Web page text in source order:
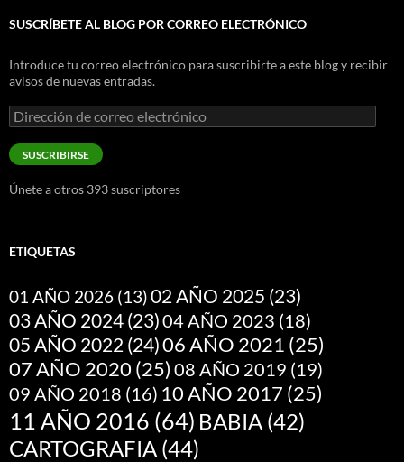
SUSCRÍBETE AL BLOG POR CORREO ELECTRÓNICO
Introduce tu correo electrónico para suscribirte a este blog y recibir
avisos de nuevas entradas.
Dirección
de
correo
electrónico
SUSCRIBIRSE
Únete a otros 393 suscriptores
ETIQUETAS
01 AÑO 2026 (13)02 AÑO 2025 (23)
03 AÑO 2024(23)04 AÑO 2023 (18)
05 AÑO 2022 (24)06 AÑO 2021 (25)
07 AÑO 2020 (25) 08 AÑO 2019 (19)
09 AÑO 2018 (16) 10 AÑO 2017 (25)
11 AÑO 2016 (64) BABIA (42)
CARTOGRAFIA (44)